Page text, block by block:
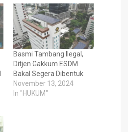
Basmi Tambang Ilegal,
Ditjen Gakkum ESDM
Bakal Segera Dibentuk
November 13, 2024
In "HUKUM"